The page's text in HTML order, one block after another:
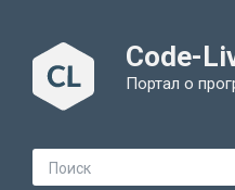
Code-
Портал о